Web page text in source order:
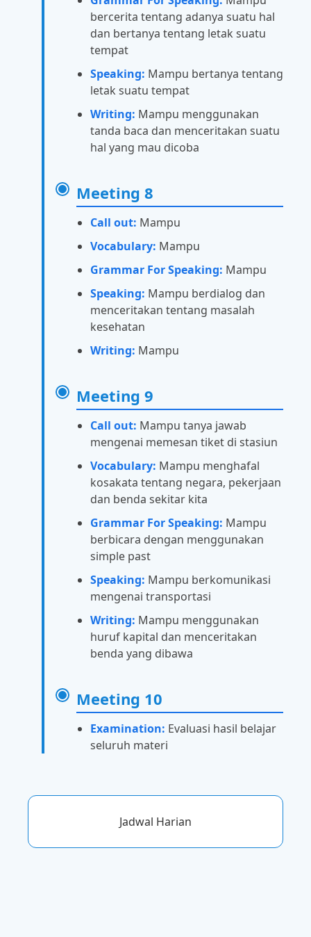
Jadwal Harian
bercerita tentang adanya suatu hal
dan bertanya tentang letak suatu
tempat
Speaking: Mampu bertanya tentang
letak suatu tempat
Writing: Mampu menggunakan
tanda baca dan menceritakan suatu
hal yang mau dicoba
Meeting 8
Call out: Mampu
Vocabulary: Mampu
Grammar For Speaking: Mampu
Speaking: Mampu berdialog dan
menceritakan tentang masalah
kesehatan
Writing: Mampu
Meeting 9
Call out: Mampu tanya jawab
mengenai memesan tiket di stasiun
Vocabulary: Mampu menghafal
kosakata tentang negara, pekerjaan
dan benda sekitar kita
Grammar For Speaking: Mampu
berbicara dengan menggunakan
simple past
Speaking: Mampu berkomunikasi
mengenai transportasi
Writing: Mampu menggunakan
huruf kapital dan menceritakan
benda yang dibawa
Meeting 10
Examination: Evaluasi hasil belajar
seluruh materi